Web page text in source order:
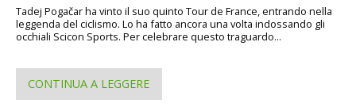
Tadej Pogačar ha vinto il suo quinto Tour de France, entrando nella
leggenda del ciclismo. Lo ha fatto ancora una volta indossando gli
occhiali Scicon Sports. Per celebrare questo traguardo...
CONTINUA A LEGGERE